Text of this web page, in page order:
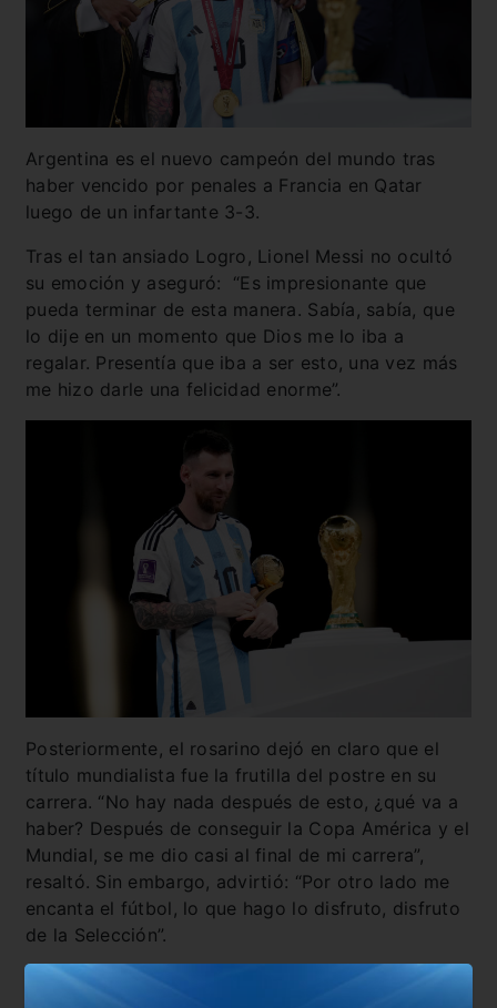
Argentina es el nuevo campeón del mundo tras
haber vencido por penales a Francia en Qatar
luego de un infartante 3-3.
Tras el tan ansiado Logro, Lionel Messi no ocultó
su emoción y aseguró: “Es impresionante que
pueda terminar de esta manera. Sabía, sabía, que
lo dije en un momento que Dios me lo iba a
regalar. Presentía que iba a ser esto, una vez más
me hizo darle una felicidad enorme”.
Posteriormente, el rosarino dejó en claro que el
título mundialista fue la frutilla del postre en su
carrera. “No hay nada después de esto, ¿qué va a
haber? Después de conseguir la Copa América y el
Mundial, se me dio casi al final de mi carrera”,
resaltó. Sin embargo, advirtió: “Por otro lado me
encanta el fútbol, lo que hago lo disfruto, disfruto
de la Selección”.
Finalmente, Messi dejó un mensaje que encendió